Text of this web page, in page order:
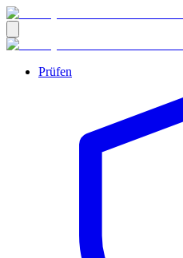
Prüfen